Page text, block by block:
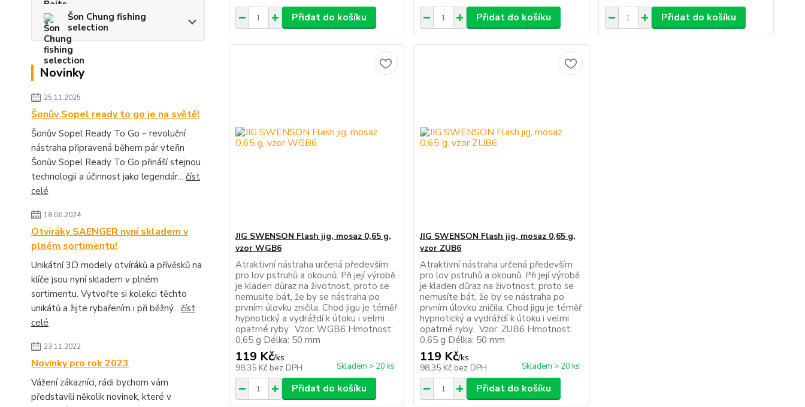
Šon Chung fishing
selection
Novinky
25.11.2025
Šonův Sopel ready to go je na světě!
Šonův Sopel Ready To Go – revoluční
nástraha připravená během pár vteřin
Šonův Sopel Ready To Go přináší stejnou
technologii a účinnost jako legendár... číst
celé
18.06.2024
Otvíráky SAENGER nyní skladem v
plném sortimentu!
Unikátní 3D modely otvíráků a přívěsků na
klíče jsou nyní skladem v plném
sortimentu. Vytvořte si kolekci těchto
unikátů a žijte rybařením i při běžný... číst
celé
23.11.2022
Novinky pro rok 2023
Vážení zákazníci, rádi bychom vám
představili několik novinek, které v
Přidat do košíku Přidat do košíku Přidat do košíku
JIG SWENSON Flash jig, mosaz 0,65 g,
vzor WGB6
Atraktivní nástraha určená především
pro lov pstruhů a okounů. Při její výrobě
je kladen důraz na životnost, proto se
nemusíte bát, že by se nástraha po
prvním úlovku zničila. Chod jigu je téměř
hypnotický a vydráždí k útoku i velmi
opatrné ryby. Vzor: WGB6 Hmotnost:
0,65 g Délka: 50 mm
119 Kč/ks
98,35 Kč bez DPH Skladem > 20 ks
Přidat do košíku
JIG SWENSON Flash jig, mosaz 0,65 g,
vzor ZUB6
Atraktivní nástraha určená především
pro lov pstruhů a okounů. Při její výrobě
je kladen důraz na životnost, proto se
nemusíte bát, že by se nástraha po
prvním úlovku zničila. Chod jigu je téměř
hypnotický a vydráždí k útoku i velmi
opatrné ryby. Vzor: ZUB6 Hmotnost:
0,65 g Délka: 50 mm
119 Kč/ks
98,35 Kč bez DPH Skladem > 20 ks
Přidat do košíku